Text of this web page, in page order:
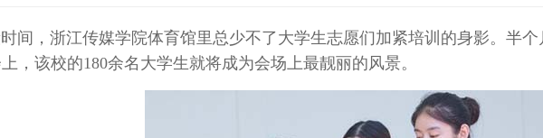
间，浙江传媒学院体育馆里总少不了大学生志愿们加紧培训的身影。半
，该校的180余名大学生就将成为会场上最靓丽的风景。